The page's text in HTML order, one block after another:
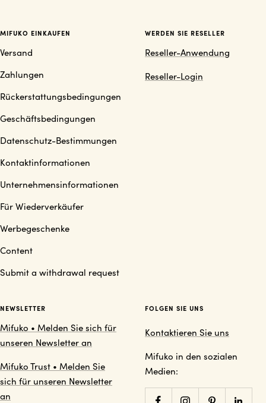
MIFUKO EINKAUFEN
Versand
Zahlungen
Rückerstattungsbedingungen
Geschäftsbedingungen
Datenschutz-Bestimmungen
Kontaktinformationen
Unternehmensinformationen
Für Wiederverkäufer
Werbegeschenke
Content
Submit a withdrawal request
WERDEN SIE RESELLER
Reseller-Anwendung
Reseller-Login
NEWSLETTER
Mifuko • Melden Sie sich für
unseren Newsletter an
Mifuko Trust • Melden Sie
sich für unseren Newsletter
an
FOLGEN SIE UNS
Kontaktieren Sie uns
Mifuko in den sozialen
Medien: